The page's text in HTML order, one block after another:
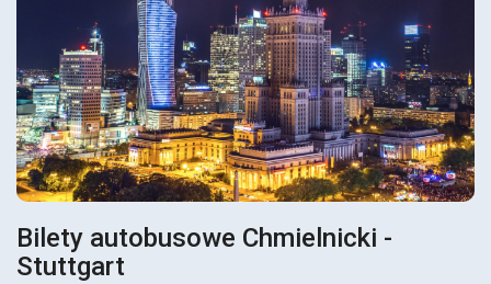
Bilety autobusowe Chmielnicki -
Stuttgart